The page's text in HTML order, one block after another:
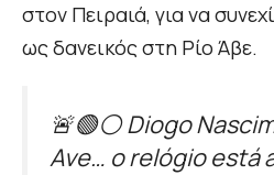
στον Πειραιά, για να
ως δανεικός στη Ρίο Άβε.
🚨🟢⚪️ Diogo
Ave… o relógio está